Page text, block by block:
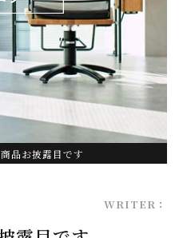
品お披露目です
WRITER：